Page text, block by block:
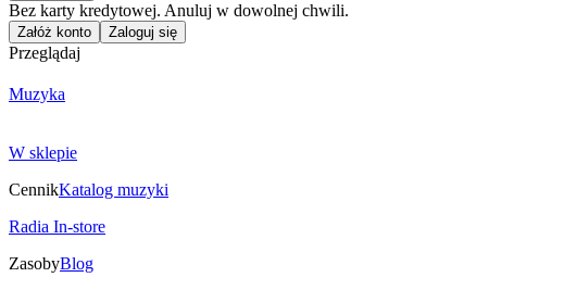
Bez karty kredytowej. Anuluj w dowolnej chwili.
Załóż konto Zaloguj się
Przeglądaj
Muzyka
W sklepie
CennikKatalog muzyki
Radia In-store
ZasobyBlog